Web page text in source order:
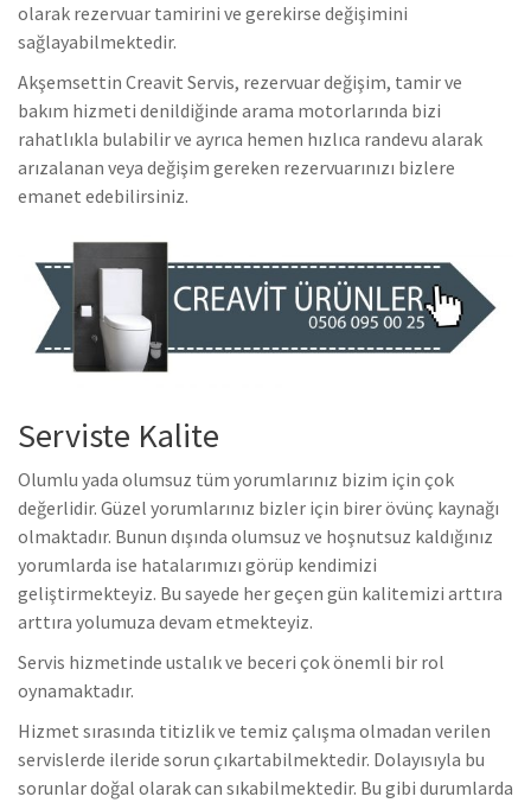
olarak rezervuar tamirini ve gerekirse değişimini
sağlayabilmektedir.
Akşemsettin Creavit Servis, rezervuar değişim, tamir ve
bakım hizmeti denildiğinde arama motorlarında bizi
rahatlıkla bulabilir ve ayrıca hemen hızlıca randevu alarak
arızalanan veya değişim gereken rezervuarınızı bizlere
emanet edebilirsiniz.
Serviste Kalite
Olumlu yada olumsuz tüm yorumlarınız bizim için çok
değerlidir. Güzel yorumlarınız bizler için birer övünç kaynağı
olmaktadır. Bunun dışında olumsuz ve hoşnutsuz kaldığınız
yorumlarda ise hatalarımızı görüp kendimizi
geliştirmekteyiz. Bu sayede her geçen gün kalitemizi arttıra
arttıra yolumuza devam etmekteyiz.
Servis hizmetinde ustalık ve beceri çok önemli bir rol
oynamaktadır.
Hizmet sırasında titizlik ve temiz çalışma olmadan verilen
servislerde ileride sorun çıkartabilmektedir. Dolayısıyla bu
sorunlar doğal olarak can sıkabilmektedir. Bu gibi durumlarda